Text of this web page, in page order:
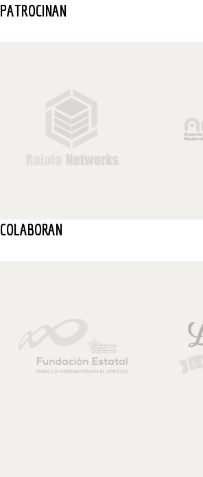
PATROCINAN
COLABORAN